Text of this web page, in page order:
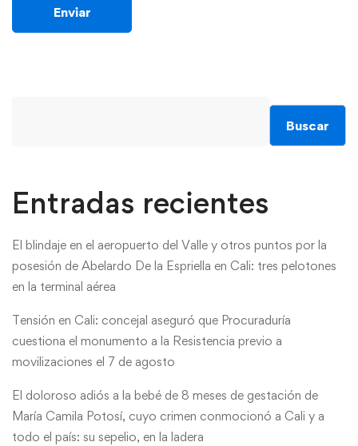
Buscar
Entradas recientes
El blindaje en el aeropuerto del Valle y otros puntos por la
posesión de Abelardo De la Espriella en Cali: tres pelotones
en la terminal aérea
Tensión en Cali: concejal aseguró que Procuraduría
cuestiona el monumento a la Resistencia previo a
movilizaciones el 7 de agosto
El doloroso adiós a la bebé de 8 meses de gestación de
María Camila Potosí, cuyo crimen conmocionó a Cali y a
todo el país: su sepelio, en la ladera